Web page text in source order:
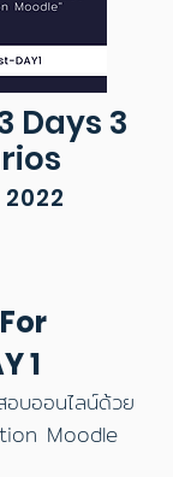
Days 3
1
บออนไลน์ด้วย
Moodle